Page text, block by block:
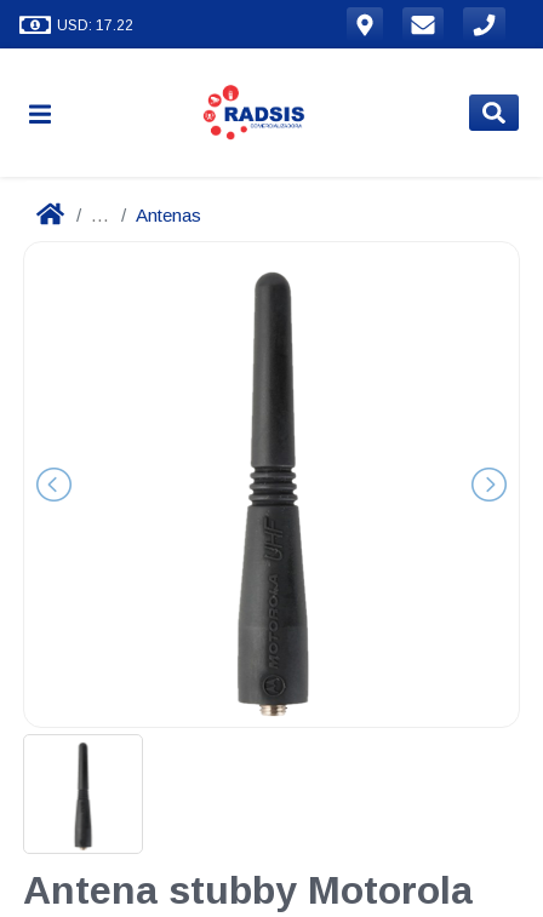
USD: 17.22
... Antenas
Antena stubby Motorola